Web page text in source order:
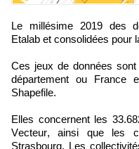
Le millésime 2019 des données cadastrales produites par
Etalab et consolidées pour
Ces jeux de données
département ou France
Shapefile.
Elles concernent les
Vecteur, ainsi que les
Strasbourg. Les